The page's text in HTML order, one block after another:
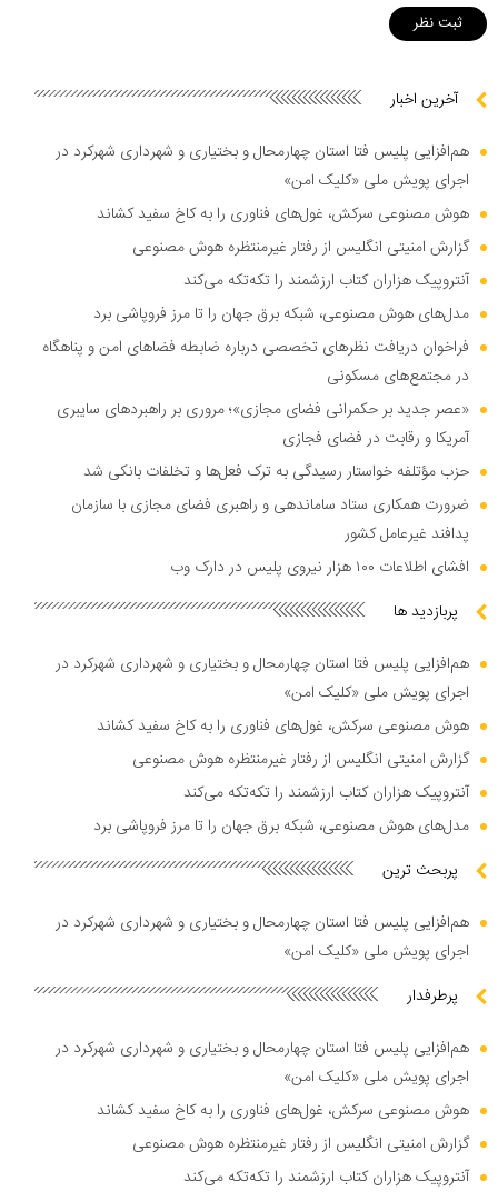
آخرین اخبار
هم‌افزایی پلیس فتا استان چهارمحال و بختیاری و شهرداری شهرکرد در
اجرای پویش ملی «کلیک امن»
هوش مصنوعی سرکش، غول‌های فناوری را به کاخ سفید کشاند
گزارش امنیتی انگلیس از رفتار غیرمنتظره هوش مصنوعی
آنتروپیک هزاران کتاب ارزشمند را تکه‌تکه می‌کند
مدل‌های هوش مصنوعی، شبکه برق جهان را تا مرز فروپاشی برد
فراخوان دریافت نظر‌های تخصصی درباره ضابطه فضا‌های امن و پناهگاه
در مجتمع‌های مسکونی
«عصر جدید بر حکمرانی فضای مجازی»؛ مروری بر راهبرد‌های سایبری
آمریکا و رقابت در فضای فجازی
حزب مؤتلفه خواستار رسیدگی به ترک فعل‌ها و تخلفات بانکی شد
ضرورت همکاری ستاد ساماندهی و راهبری فضای مجازی با سازمان
پدافند غیرعامل کشور
افشای اطلاعات ۱۰۰ هزار نیروی پلیس در دارک وب
پربازدید ها
هم‌افزایی پلیس فتا استان چهارمحال و بختیاری و شهرداری شهرکرد در
اجرای پویش ملی «کلیک امن»
هوش مصنوعی سرکش، غول‌های فناوری را به کاخ سفید کشاند
گزارش امنیتی انگلیس از رفتار غیرمنتظره هوش مصنوعی
آنتروپیک هزاران کتاب ارزشمند را تکه‌تکه می‌کند
مدل‌های هوش مصنوعی، شبکه برق جهان را تا مرز فروپاشی برد
پربحث ترین
هم‌افزایی پلیس فتا استان چهارمحال و بختیاری و شهرداری شهرکرد در
اجرای پویش ملی «کلیک امن»
پرطرفدار
هم‌افزایی پلیس فتا استان چهارمحال و بختیاری و شهرداری شهرکرد در
اجرای پویش ملی «کلیک امن»
هوش مصنوعی سرکش، غول‌های فناوری را به کاخ سفید کشاند
گزارش امنیتی انگلیس از رفتار غیرمنتظره هوش مصنوعی
آنتروپیک هزاران کتاب ارزشمند را تکه‌تکه می‌کند